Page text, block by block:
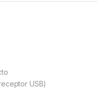
USB)